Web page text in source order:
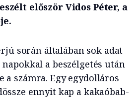
először Vidos Péter, a
során általában sok adat
a beszélgetés után
a számra. Egy egydolláros
ennyit kap a kakaóbab-